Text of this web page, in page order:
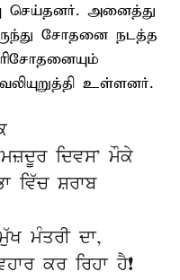
செய்தனர். அனைத்து
சோதனை நடத்த
உள்ளனர்.
ਦਿਵਸ' ਮੌਕੇ
ਵਿੱਚ ਸ਼ਰਾਬ
ਮੰਤਰੀ ਦਾ,
ਕਰ ਰਿਹਾ ਹੈ❗